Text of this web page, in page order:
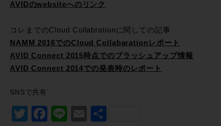
AVIDのwebsiteへのリンク
コレまでのCloud Collabrationに関しての記事
NAMM 2016でのCloud Collabarationレポート
AVID Connect 2015時点でのブラッシュアップ情報
AVID Connect 2014での発表時のレポート
SNSで共有
Twitter
Facebook
LineEmail